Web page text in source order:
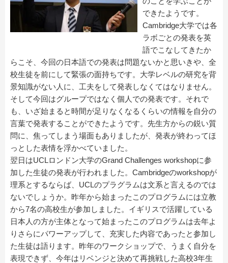
できたようです。
Cambridge大学では各
ラボごとの発表を英
語でこなしてきたか
らこそ、今回の日本語での発表は問題ないかと思いきや、全
校生徒を前にして緊張の面持ちです。大学レベルの研究を背
景知識がない人に、工夫をして発表しなくてはなりません。
そして今回はグループではなく個人での発表です。それで
も、いざ始まると時間が足りなくなるくらいの情報を自分の
言葉で発表することができたようです。先生方からの鋭い質
問に、焦ってしまう場面もありましたが、発表が終わってほ
っとした表情を浮かべていました。
翌日はUCLロンドン大学のGrand Challenges workshopに参
加した生徒の発表が行われました。Cambridgeのworkshopが
理系とするならば、UCLのプラグラムは文系と言えるのでは
ないでしょうか。昨年から始まったこのプログラムには立教
から7名の高校生が参加しました。イギリスで活躍している
日本人の方が主体となって始まったこのプログラムは去年よ
りさらにパワーアップして、充実した内容であったと参加し
た生徒は語ります。昨年のワークショップで、うまく自分を
表現できず、今年はリベンジと決めて再挑戦した高校3年生